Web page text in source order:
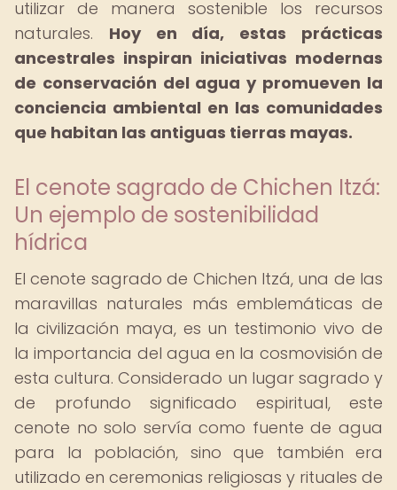
utilizar de manera sostenible los recursos
naturales. Hoy en día, estas prácticas
ancestrales inspiran iniciativas modernas
de conservación del agua y promueven la
conciencia ambiental en las comunidades
que habitan las antiguas tierras mayas.
El cenote sagrado de Chichen Itzá:
Un ejemplo de sostenibilidad
hídrica
El cenote sagrado de Chichen Itzá, una de las
maravillas naturales más emblemáticas de
la civilización maya, es un testimonio vivo de
la importancia del agua en la cosmovisión de
esta cultura. Considerado un lugar sagrado y
de profundo significado espiritual, este
cenote no solo servía como fuente de agua
para la población, sino que también era
utilizado en ceremonias religiosas y rituales de